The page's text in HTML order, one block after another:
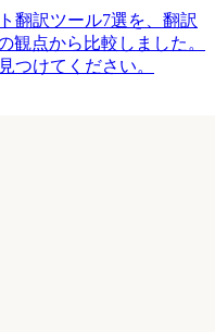
翻訳ツール7選を、翻訳
観点から比較しました。
つけてください。